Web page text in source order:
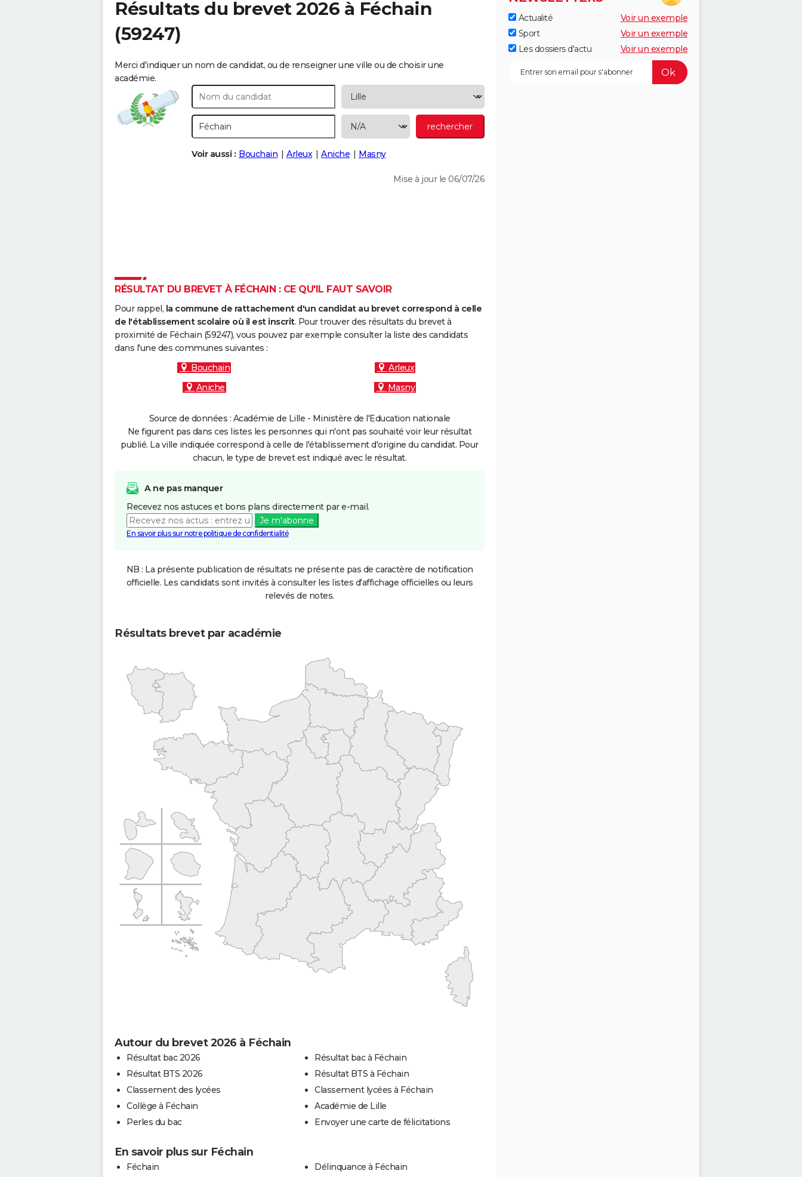
Résultats du brevet 2026 à Féchain
(59247)
Merci d'indiquer un nom de candidat, ou de renseigner une ville ou de choisir une
académie.
Voir aussi : Bouchain Arleux Aniche Masny
Mise à jour le 06/07/26
RÉSULTAT DU BREVET À FÉCHAIN : CE QU'IL FAUT SAVOIR
Pour rappel, la commune de rattachement d'un candidat au brevet correspond à celle
de l'établissement scolaire où il est inscrit. Pour trouver des résultats du brevet à
proximité de Féchain (59247), vous pouvez par exemple consulter la liste des candidats
dans l'une des communes suivantes :
Bouchain
Arleux
Aniche
Masny
Source de données : Académie de Lille - Ministère de l'Education nationale
Ne figurent pas dans ces listes les personnes qui n'ont pas souhaité voir leur résultat
publié. La ville indiquée correspond à celle de l'établissement d'origine du candidat. Pour
chacun, le type de brevet est indiqué avec le résultat.
A ne pas manquer
Recevez nos astuces et bons plans directement par e-mail.
Je m'abonne
En savoir plus sur notre politique de confidentialité
NB : La présente publication de résultats ne présente pas de caractère de notification
officielle. Les candidats sont invités à consulter les listes d'affichage officielles ou leurs
relevés de notes.
Résultats brevet par académie
Autour du brevet 2026 à Féchain
Résultat bac 2026
Résultat BTS 2026
Classement des lycées
Collège à Féchain
Perles du bac
Résultat bac à Féchain
Résultat BTS à Féchain
Classement lycées à Féchain
Académie de Lille
Envoyer une carte de félicitations
En savoir plus sur Féchain
Féchain
Délinquance à Féchain
Actualité
Voir un exemple
Sport
Voir un exemple
Les dossiers d'actu
Voir un exemple